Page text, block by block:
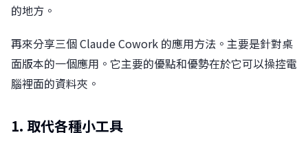
的地方。
再來分享三個 Claude Cowork 的應用方法。主要是針對桌
面版本的一個應用。它主要的優點和優勢在於它可以操控電
腦裡面的資料夾。
1. 取代各種小工具